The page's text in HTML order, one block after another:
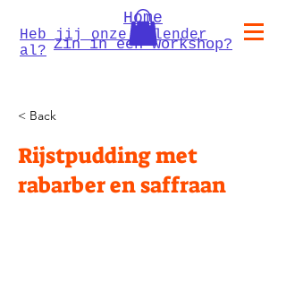
Heb jij onze kalender
al? Zin in een workshop?
Home
< Back
Rijstpudding met
rabarber en saffraan